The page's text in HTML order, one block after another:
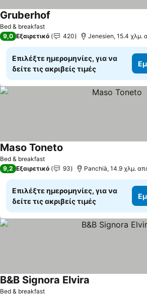
Bed & breakfast
Gruberhof
9,0 Εξαιρετικό 420 Jenesien, 15.4 χλμ.
Επιλέξτε ημερομηνίες, για να
δείτε τις ακριβείς τιμές
Bed & breakfast
Maso Toneto
9,2 Εξαιρετικό 93 Panchià, 14.9 χλμ.
Επιλέξτε ημερομηνίες, για να
δείτε τις ακριβείς τιμές
Bed & breakfast
B&B Signora Elvira